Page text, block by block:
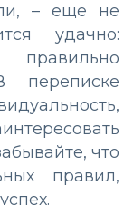
– еще не
удачно:
переписке
что
правил,